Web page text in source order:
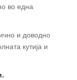
во една
и доводно
кутија и